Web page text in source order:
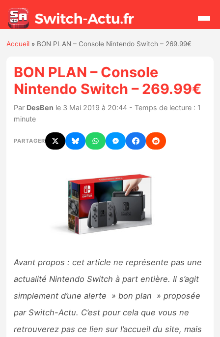
Actualités
Jeux
Hardware
Chiffres de ventes
Tests et previews
Tests de jeux
Tests d’accessoires
Accueil » BON PLAN – Console Nintendo Switch – 269.99€
BON PLAN – Console
Nintendo Switch – 269.99€
Par DesBen le 3 Mai 2019 à 20:44 - Temps de lecture : 1
minute
PARTAGER
Avant propos : cet article ne représente pas une
actualité Nintendo Switch à part entière. Il s’agit
simplement d’une alerte » bon plan » proposée
par Switch-Actu. C’est pour cela que vous ne
retrouverez pas ce lien sur l’accueil du site, mais